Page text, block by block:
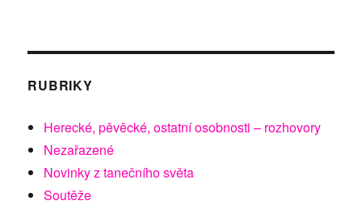
RUBRIKY
Herecké, pěvěcké, ostatní osobnosti – rozhovory
Nezařazené
Novinky z tanečního světa
Soutěže